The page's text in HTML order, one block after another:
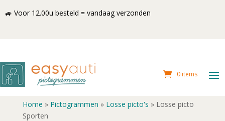
🚙 Voor 12.00u besteld = vandaag verzonden
0 items
Home » Pictogrammen » Losse picto's » Losse picto
Sporten